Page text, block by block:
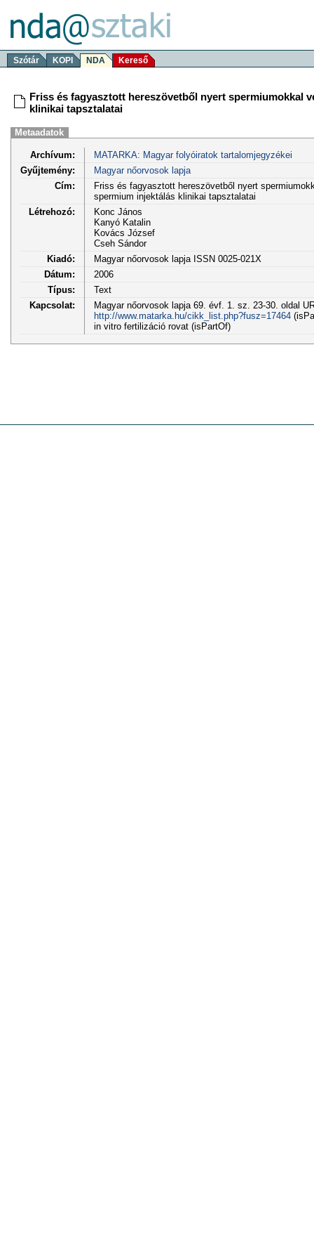
Szótár KOPI NDA Kereső
Friss és fagyasztott hereszövetből nyert spermiumokkal
klinikai tapsztalatai
Metaadatok
Archívum:
MATARKA: Magyar folyóiratok tartalomjegyzékei
Gyűjtemény:
Magyar nőorvosok lapja
Cím:
Friss és fagyasztott hereszövetből nyert
spermium injektálás klinikai tapsztalatai
Létrehozó:
Konc János
Kanyó Katalin
Kovács József
Cseh Sándor
Kiadó:
Magyar nőorvosok lapja ISSN 0025-021X
Dátum:
2006
Típus:
Text
Kapcsolat:
Magyar nőorvosok lapja 69. évf. 1. sz. 23-30. oldal
http://www.matarka.hu/cikk_list.php?fusz=17464
in vitro fertilizáció rovat (isPartOf)